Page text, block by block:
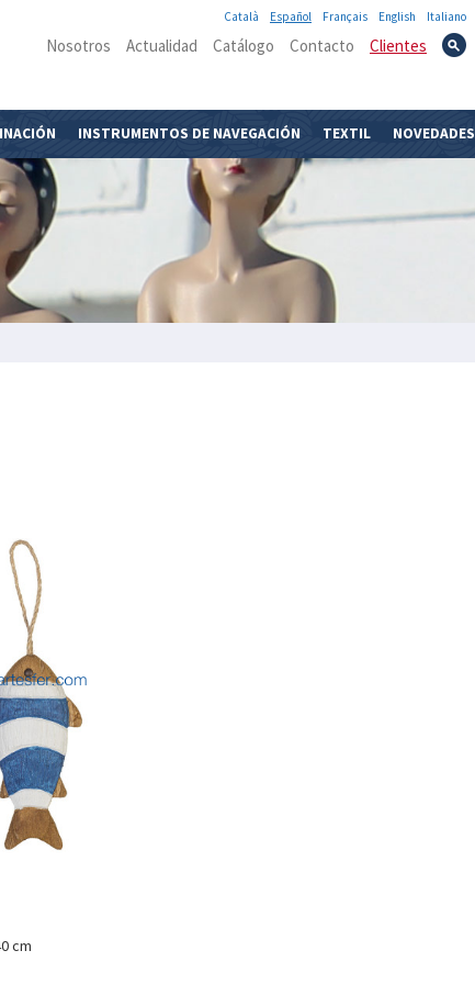
Italiano
English
Français
Español
Català
Clientes
Contacto
Catálogo
Actualidad
Nosotros
INSTRUMENTOS DE NAVEGACIÓN TEXTIL NOVEDADES
cm